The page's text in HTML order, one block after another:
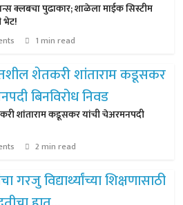
क्लबचा पुढाकार; शाळेला माईक सिस्टीम
भेट!
1 min read
शांताराम कडूसकर यांची चेअरमनपदी
2 min read